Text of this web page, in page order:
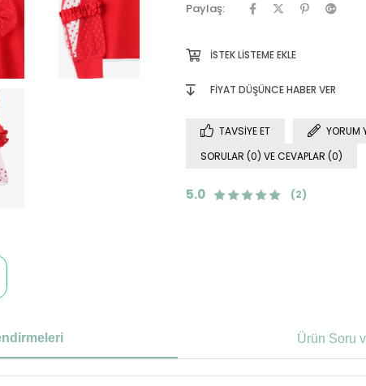
Paylaş:
İSTEK LISTEME EKLE
FIYAT DÜŞÜNCE HABER VER
TAVSIYE ET
YORUM
SORULAR (0) VE CEVAPLAR (0)
5.0 (2)
Ürün Soru